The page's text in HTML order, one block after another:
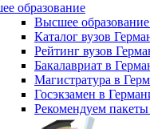
образование
Высшее
Каталог вузов
Рейтинг вузов
Бакалавриат в
Магистратура в
Госэкзамен в
Рекомендуем пакеты